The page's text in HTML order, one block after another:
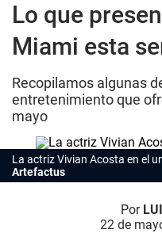
Lo que
Miami esta
Recopilamos algunas
entretenimiento que
mayo
La actriz Vivian Acosta en el
Artefactus
Por
22 de